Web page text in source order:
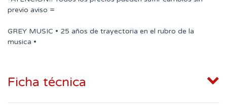
previo aviso =
GREY MUSIC • 25 años de trayectoria en el rubro de la
musica •
Ficha técnica